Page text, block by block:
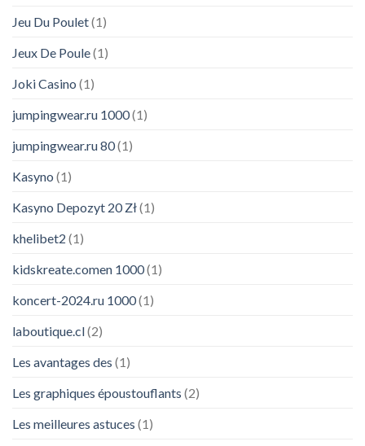
Jeu Du Poulet(1)
Jeux De Poule(1)
Joki Casino (1)
jumpingwear.ru 1000(1)
jumpingwear.ru 80(1)
Kasyno (1)
Kasyno Depozyt 20 Zł(1)
khelibet2 (1)
kidskreate.comen 1000(1)
koncert-2024.ru 1000(1)
laboutique.cl(2)
Les avantages des (1)
Les graphiques époustouflants (2)
Les meilleures astuces (1)